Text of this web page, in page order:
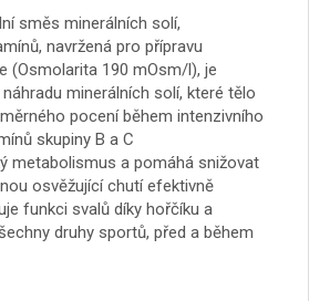
směs minerálních solí,
navržená pro přípravu
(Osmolarita 190 mOsm/l), je
minerálních solí, které tělo
pocení během intenzivního
skupiny B a C
metabolismus a pomáhá snižovat
osvěžující chutí efektivně
funkci svalů díky hořčíku a
druhy sportů, před a během